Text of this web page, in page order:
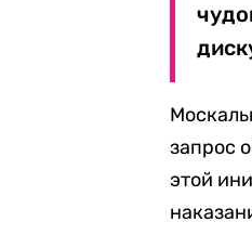
запрос
этой